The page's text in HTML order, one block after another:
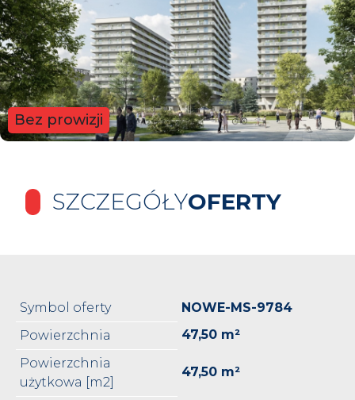
Bez prowizji
SZCZEGÓŁYOFERTY
Symbol oferty
NOWE-MS-9784
Powierzchnia
47,50 m²
Powierzchnia
użytkowa [m2]
47,50 m²